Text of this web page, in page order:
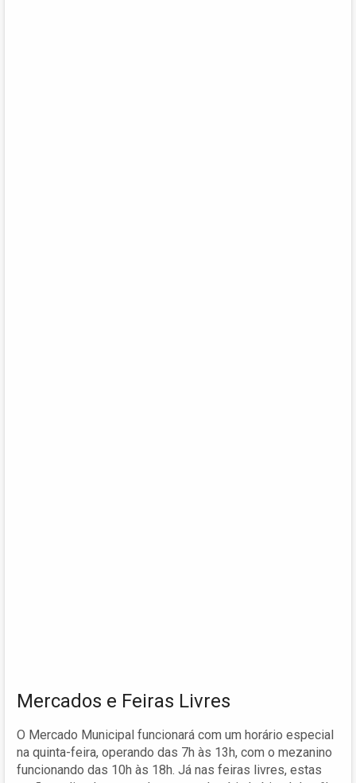
Mercados e Feiras Livres
O Mercado Municipal funcionará com um horário especial
na quinta-feira, operando das 7h às 13h, com o mezanino
funcionando das 10h às 18h. Já nas feiras livres, estas